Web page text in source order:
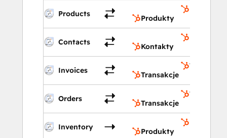
Products
Produkty
Contacts
Kontakty
Invoices
Transakcje
Transakcje
Orders
Transakcje
Transakcje
Inventory
Produkty